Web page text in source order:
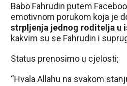
Babo Fahrudin putem
emotivnom porukom koja je
strpljenja jednog roditelja u
kakvim su se Fahrudin i
Status prenosimo u cjelosti;
“Hvala Allahu na svakom